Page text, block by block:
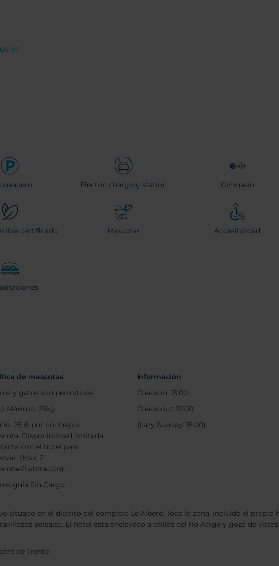
111
Electric charging station Gimnasio
certificado Mascotas Accesibilidad
de mascotas
y gatos son permitidos
Máximo: 25kg
25 € por noche/por
Disponibilidad limitada,
con el hotel para
(Max. 2
habitación).
guía Sin Cargo.
Información
Check-in: 15:00
Check-out: 12:00
(Lazy Sunday: 15:00)
situado en el distrito del complejo Le Albere. Toda la zona, incluido el propio
paisajes. El hotel está enclavado a orillas del río Adige y goza de
de Trento